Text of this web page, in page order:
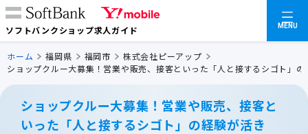
ソフトバンクショップ求人ガイド MENU
ホーム 福岡県 福岡市
株式会社ピーアップ
ショップクルー大募集！営業や販売、接客といった「人と接するシゴト」
ショップクルー大募集！営業や販売、接客と
いった「人と接するシゴト」の経験が活き